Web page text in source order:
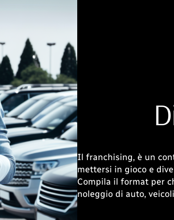
Il franchising, è un
mettersi in gioco e
Compila il format per
noleggio di auto,